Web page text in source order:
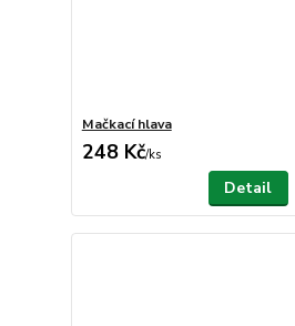
Mačkací hlava
248 Kč/ks
Detail